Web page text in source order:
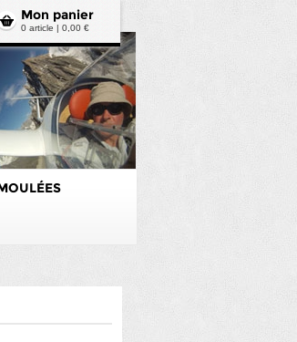
Mon panier
0 article | 0,00 €